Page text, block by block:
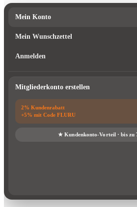
Mein Konto
Mein Wunschzettel
Anmelden
Mitgliederkonto erstellen